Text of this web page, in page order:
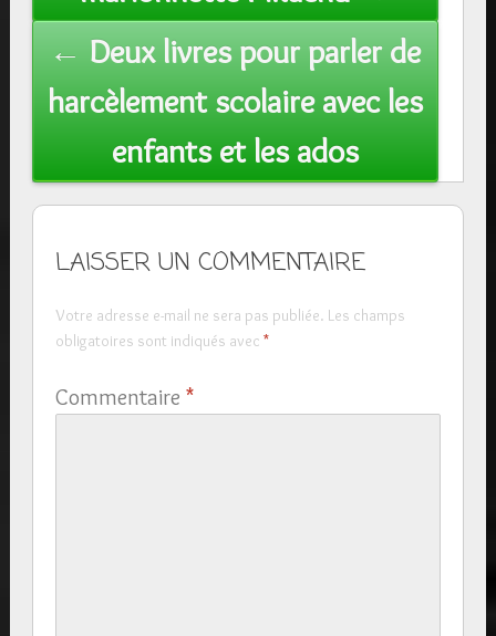
← Deux livres pour parler de
harcèlement scolaire avec les
enfants et les ados
LAISSER UN COMMENTAIRE
Votre adresse e-mail ne sera pas publiée. Les champs
obligatoires sont indiqués avec *
Commentaire *